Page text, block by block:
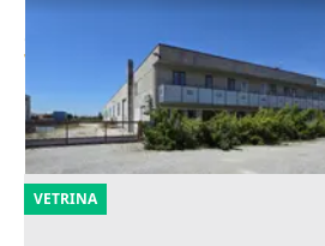
con beni mobili
(Udine)
711.735 €
02/10/2026
VETRINA